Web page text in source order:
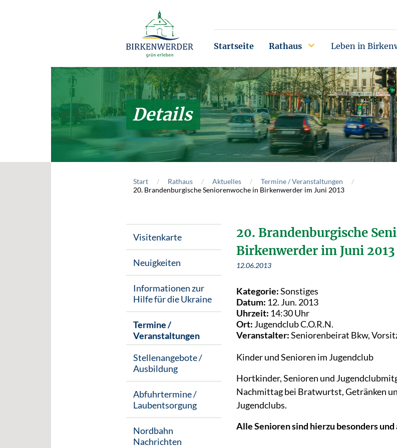
Startseite Rathaus Leben in
Details
Start Rathaus Aktuelles
Termine / Veranstaltungen
20. Brandenburgische Seniorenwoche in Birkenwerder im Juni 2013
Visitenkarte
Neuigkeiten
Informationen zur
Hilfe für die Ukraine
Termine /
Veranstaltungen
Stellenangebote /
Ausbildung
Abfuhrtermine /
Laubentsorgung
Nordbahn
Nachrichten
20. Brandenburgische
Birkenwerder im Juni 2013
12.06.2013
Kategorie:Sonstiges
Datum: 12. Jun. 2013
Uhrzeit: 14:30 Uhr
Ort: Jugendclub C.O.R.N.
Veranstalter:Seniorenbeirat Bkw,
Kinder und Senioren im Jugendclub
Hortkinder, Senioren und
Nachmittag bei Bratwurtst, Getränken
Jugendclubs.
Alle Senioren sind hierzu besonders